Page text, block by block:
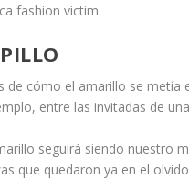
fashion victim.
de cómo el amarillo se
entre las invitadas de
seguirá siendo nuestro
que quedaron ya en el